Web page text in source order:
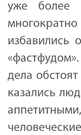
уже более
избавились
дела
казались